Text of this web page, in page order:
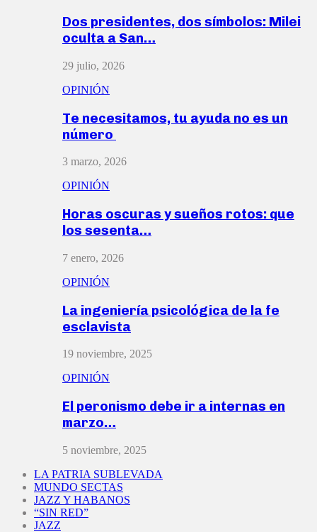
Dos presidentes, dos símbolos: Milei
oculta a San…
29 julio, 2026
OPINIÓN
Te necesitamos, tu ayuda no es un
número
3 marzo, 2026
OPINIÓN
Horas oscuras y sueños rotos: que
los sesenta…
7 enero, 2026
OPINIÓN
La ingeniería psicológica de la fe
esclavista
19 noviembre, 2025
OPINIÓN
El peronismo debe ir a internas en
marzo…
5 noviembre, 2025
LA PATRIA SUBLEVADA
MUNDO SECTAS
JAZZ Y HABANOS
“SIN RED”
JAZZ